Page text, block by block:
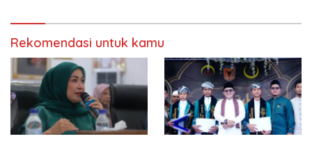
Rekomendasi untuk kamu